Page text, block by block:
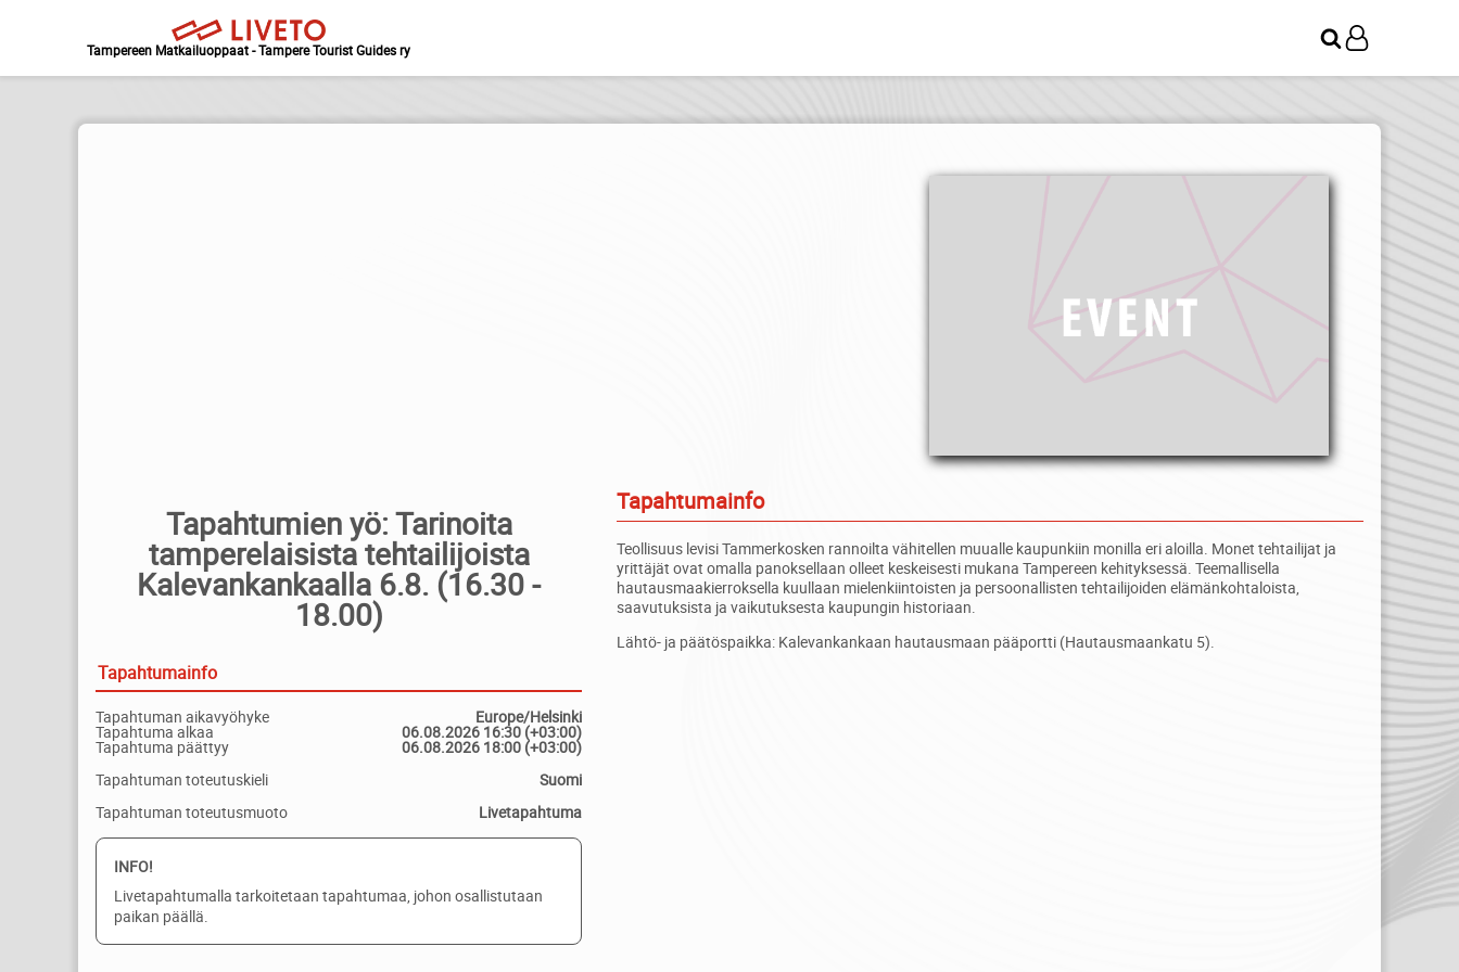
Tampereen Matkailuoppaat - Tampere Tourist Guides ry
Tapahtumainfo
Teollisuus levisi Tammerkosken rannoilta vähitellen muualle kaupunkiin monilla eri aloilla. Monet tehtailijat ja
yrittäjät ovat omalla panoksellaan olleet keskeisesti mukana Tampereen kehityksessä. Teemallisella
hautausmaakierroksella kuullaan mielenkiintoisten ja persoonallisten tehtailijoiden elämänkohtaloista,
saavutuksista ja vaikutuksesta kaupungin historiaan.
Lähtö- ja päätöspaikka: Kalevankankaan hautausmaan pääportti (Hautausmaankatu 5).
Tapahtumien yö: Tarinoita
tamperelaisista tehtailijoista
Kalevankankaalla 6.8. (16.30 -
18.00)
Tapahtumainfo
Tapahtuman aikavyöhyke Europe/Helsinki
Tapahtuma alkaa 06.08.2026 16:30 (+03:00)
Tapahtuma päättyy
06.08.2026 18:00 (+03:00)
Tapahtuman toteutuskieli
Suomi
Tapahtuman toteutusmuoto
Livetapahtuma
INFO!
Livetapahtumalla tarkoitetaan tapahtumaa, johon osallistutaan
paikan päällä.